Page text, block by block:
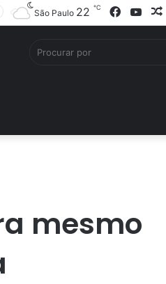
Facebook
São Paulo 22 ℃
mesmo